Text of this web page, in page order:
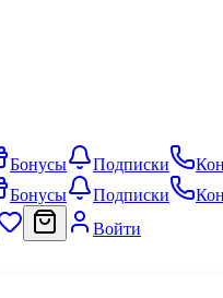
Бонусы Подписки
Бонусы Подписки
Войти